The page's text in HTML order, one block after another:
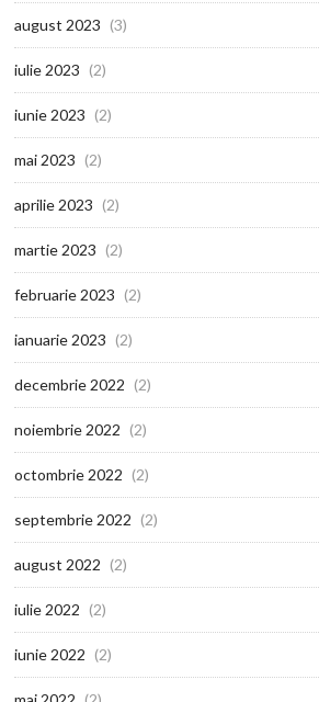
august 2023 (3)
iulie 2023 (2)
iunie 2023 (2)
mai 2023 (2)
aprilie 2023 (2)
martie 2023 (2)
februarie 2023 (2)
ianuarie 2023 (2)
decembrie 2022 (2)
noiembrie 2022 (2)
octombrie 2022 (2)
septembrie 2022 (2)
august 2022 (2)
iulie 2022 (2)
iunie 2022 (2)